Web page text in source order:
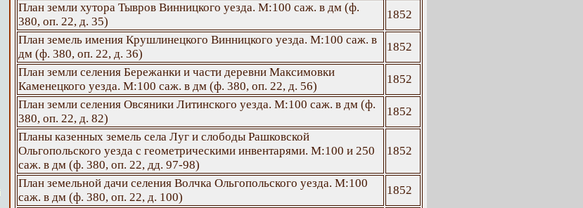
План земли хутора Тывров Винницкого уезда. М:100 саж. в дм (ф.
380, оп. 22, д. 35)
1852
План земель имения Крушлинецкого Винницкого уезда. М:100 саж. в
дм (ф. 380, оп. 22, д. 36)
1852
План земли селения Бережанки и части деревни Максимовки
Каменецкого уезда. М:100 саж. в дм (ф. 380, оп. 22, д. 56)
1852
План земли селения Овсяники Литинского уезда. М:100 саж. в дм (ф.
380, оп. 22, д. 82)
1852
Планы казенных земель села Луг и слободы Рашковской
Ольгопольского уезда с геометрическими инвентарями. М:100 и 250
саж. в дм (ф. 380, оп. 22, дд. 97-98)
1852
План земельной дачи селения Волчка Ольгопольского уезда. М:100
саж. в дм (ф. 380, оп. 22, д. 100)
1852